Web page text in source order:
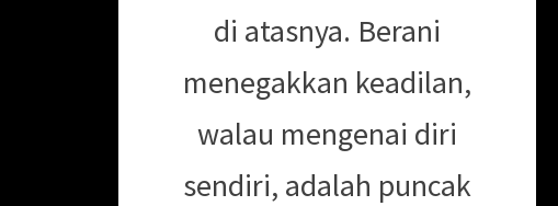
di atasnya. Berani
menegakkan keadilan,
walau mengenai diri
sendiri, adalah puncak